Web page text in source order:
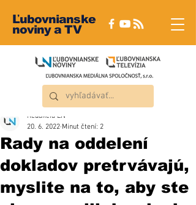
Ľubovnianske
noviny a TV
Rady na oddelení
dokladov pretrvávajú,
myslite na to, aby ste
Redakcia ĽN
20. 6. 2022 Minut čtení: 2